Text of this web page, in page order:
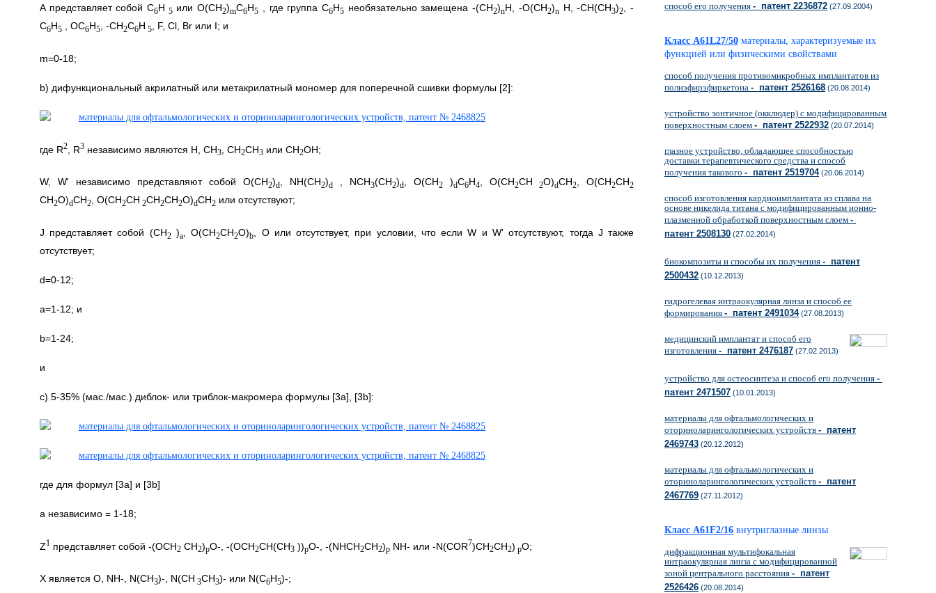
A представляет собой C6H 5или O(CH2)mC6H5 , где группа C6H5 необязательно замещена -(СН2)nH, -O(CH2)nH, -СН(CH3)2, -
C6H5 , OC6H5 , -CH2C6H 5 , F, Cl, Br или I; и
m=0-18;
b) дифункциональный акрилатный или метакрилатный мономер для поперечной сшивки формулы [2]:
где R2, R3независимо являются H, CH3, CH2CH3или CH2OH;
W, W' независимо представляют собой O(CH2)d, NH(CH2)d, NCH3(CH2)d, O(CH2 )dC6H4, O(CH2CH 2O)dCH2, O(CH2CH2
CH2O)dCH2, O(CH2CH 2CH2CH2O)dCH2или отсутствуют;
J представляет собой (CH2)a, O(CH2CH2O)b
, O или отсутствует, при условии, что если W и W' отсутствуют, тогда J также
отсутствует;
d=0-12;
a=1-12; и
b=1-24;
и
с) 5-35% (мас./мас.) диблок- или триблок-макромера формулы [3a], [3b]:
где для формул [3a] и [3b]
а независимо = 1-18;
Z1представляет собой -(OCH2CH2)pO-, -(OCH2CH(CH3))pO-, -(NHCH2CH2)pNH- или -N(COR7)CH2CH2) pO;
X является O, NH-, N(CH3)-, N(CH 3CH3)- или N(C6H5)-;
способ его получения - патент 2236872 (27.09.2004)
Класс A61L27/50 материалы, характеризуемые их
функцией или физическими свойствами
способ получения противомикробных имплантатов из
полиэфирэфиркетона - патент 2526168 (20.08.2014)
устройство зонтичное (окклюдер) с модифицированным
поверхностным слоем - патент 2522932 (20.07.2014)
глазное устройство, обладающее способностью
доставки терапевтического средства и способ
получения такового - патент 2519704(20.06.2014)
способ изготовления кардиоимплантата из сплава на
основе никелида титана с модифицированным ионно-
плазменной обработкой поверхностным слоем -
патент 2508130 (27.02.2014)
биокомпозиты и способы их получения - патент
2500432 (10.12.2013)
гидрогелевая интраокулярная линза и способ ее
формирования - патент 2491034(27.08.2013)
медицинский имплантат и способ его
изготовления - патент 2476187 (27.02.2013)
устройство для остеосинтеза и способ его получения -
патент 2471507 (10.01.2013)
материалы для офтальмологических и
оториноларингологических устройств - патент
2469743 (20.12.2012)
материалы для офтальмологических и
оториноларингологических устройств - патент
2467769 (27.11.2012)
Класс A61F2/16 внутриглазные линзы
дифракционная мультифокальная
интраокулярная линза с модифицированной
зоной центрального расстояния - патент
2526426 (20.08.2014)